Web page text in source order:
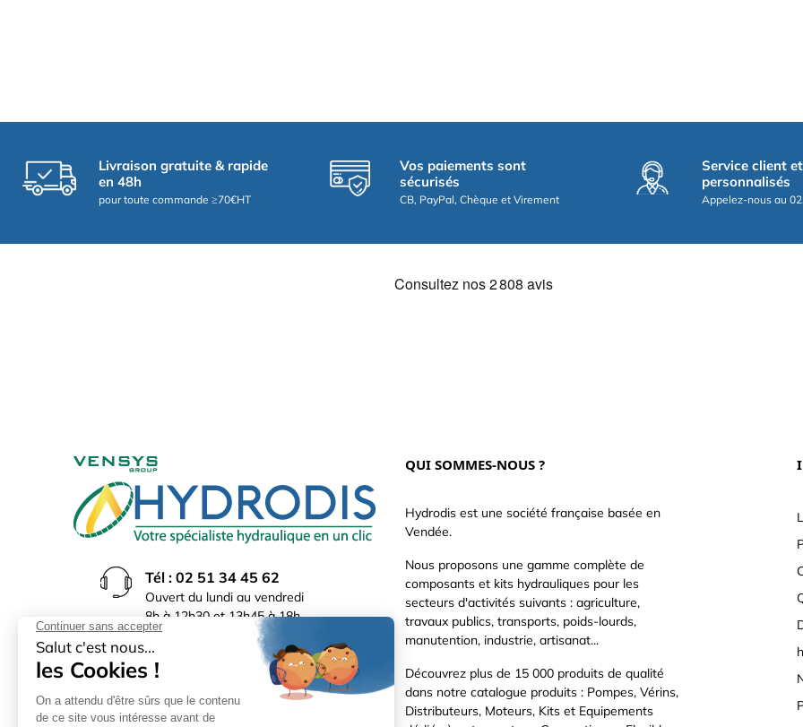
Livraison gratuite & rapide
en 48h
pour toute commande ≥70€HT
Vos paiements sont
sécurisés
CB, PayPal, Chèque et Virement
Service client
personnalisés
Appelez-nous au
Tél : 02 51 34 45 62
Ouvert du lundi au vendredi
8h à 12h30 et 13h45 à 18h
(17h30 le vendredi)
Rue du Bocage La Ribotière
85170 Le Poiré sur Vie
QUI SOMMES-NOUS ?
Hydrodis est une société française basée en
Vendée.
Nous proposons une gamme complète de
composants et kits hydrauliques pour les
secteurs d'activités suivants : agriculture,
travaux publics, transports, poids-lourds,
manutention, industrie, artisanat...
Découvrez plus de 15 000 produits de qualité
dans notre catalogue produits : Pompes, Vérins,
Distributeurs, Moteurs, Kits et Equipements